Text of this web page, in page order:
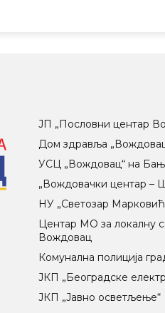
ЈП „Пословни центар
Дом здравља
УСЦ „Вождовац“ на
„Вождовачки центар –
НУ „Светозар
Центар МO за локалну
Вождовац
Комунална полиција
ЈКП „Београдске
ЈКП „Јавно осветљење“